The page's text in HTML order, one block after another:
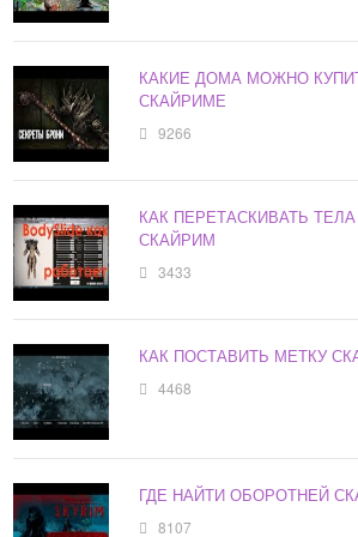
КАКИЕ ДОМА МОЖНО
СКАЙРИМЕ
9266
КАК ПЕРЕТАСКИВАТЬ ТЕЛА
СКАЙРИМ
3433
КАК ПОСТАВИТЬ МЕТКУ
4468
ГДЕ НАЙТИ ОБОРОТНЕЙ
8107